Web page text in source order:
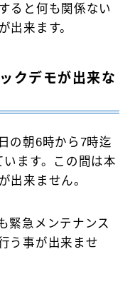
ると何も関係ない
出来ます。
クデモが出来な
の朝6時から7時迄
ます。この間は本
出来ません。
緊急メンテナンス
う事が出来ませ